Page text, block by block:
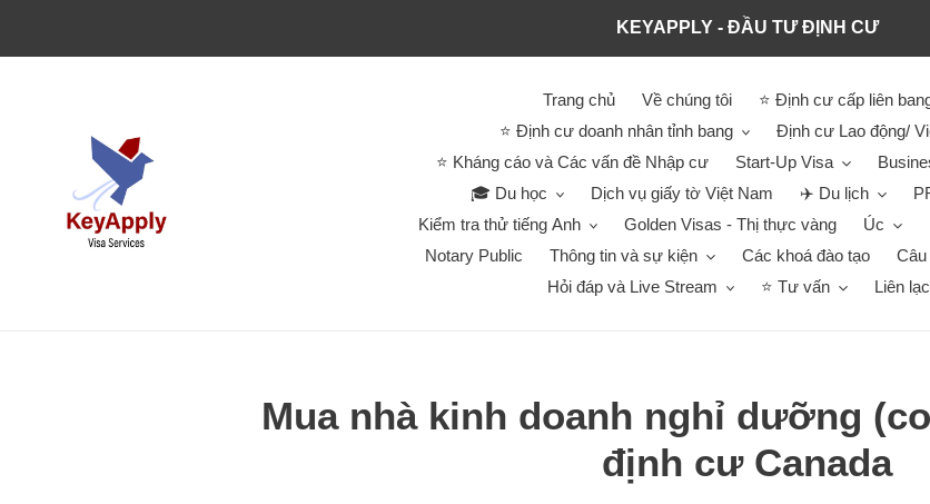
KEYAPPLY - ĐẦU TƯ ĐỊNH CƯ
Trang chủ Về chúng tôi
⭐ Định cư cấp liên
⭐ Định cư doanh nhân tỉnh bang
Định cư Lao động/
⭐ Kháng cáo và Các vấn đề Nhập cư
Start-Up Visa
🎓 Du học
Dịch vụ giấy tờ Việt Nam ✈️ Du lịch
Kiểm tra thử tiếng Anh
Golden Visas - Thị thực vàng Úc
Notary Public
Thông tin và sự kiện Các khoá đào tạo
Câu
Hỏi đáp và Live Stream
⭐ Tư vấn Liên lạc
Mua nhà kinh doanh nghỉ dưỡng
định cư Canada